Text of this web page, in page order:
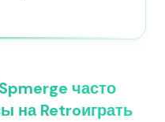
часто
на Retroиграть